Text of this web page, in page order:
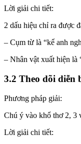
Lời giải chi tiết:
2 dấu hiệu chỉ ra được
– Cụm từ là “kể anh
– Nhân vật xuất hiện là
3.2 Theo dõi diễn
Phương pháp giải:
Chú ý vào khổ thơ 2, 3
Lời giải chi tiết: